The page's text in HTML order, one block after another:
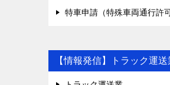
特車申請（特殊車両通行許
【情報発信】トラック運送